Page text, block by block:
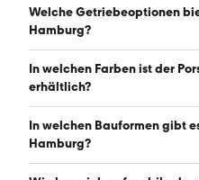
Der Porsche Macan in
258 und 517 PS. (Stand:
Welche Getriebeoptionen
Hamburg?
Der Porsche Macan in
Getriebe erhältlich. (Stand:
In welchen Farben ist der
erhältlich?
Den Porsche Macan in
Farben: schwarz, grau,
(Stand: 6.8.2026)
In welchen Bauformen gibt
Hamburg?